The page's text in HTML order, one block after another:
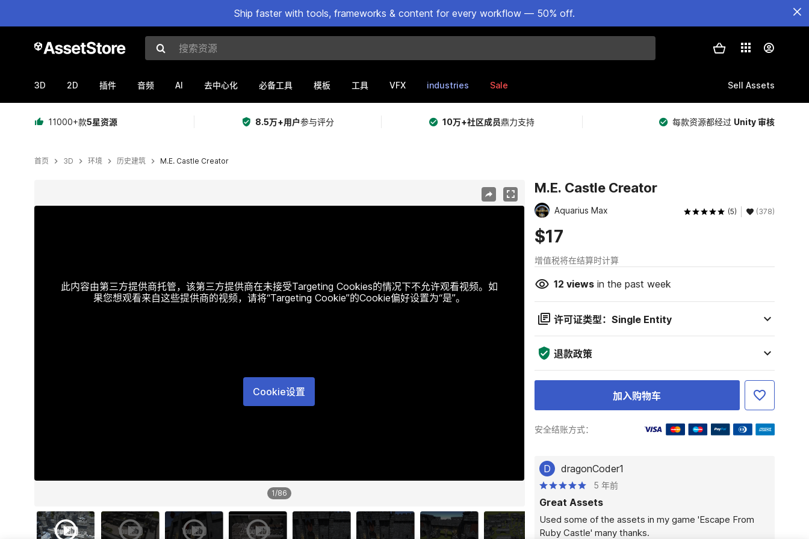
Ship faster with tools, frameworks & content for every workflow — 50% off.
搜索资源
3D 2D 插件 音频 AI 去中心化 必备工具 模板 工具 VFX industries Sale Sell Assets
11000+款5星资源 8.5万+用户参与评分 10万+社区成员鼎力支持 每款资源都经过 Unity 审核
首页 3D 环境 历史建筑 M.E. Castle Creator
此内容由第三方提供商托管，该第三方提供商在未接受Targeting Cookies的情况下不允许观看视频。如
果您想观看来自这些提供商的视频，请将“Targeting Cookie”的Cookie偏好设置为“是”。
Cookie设置
1/86
M.E. Castle Creator
Aquarius Max (5) (378)
$17
增值税将在结算时计算
12 viewsin the past week
许可证类型：Single Entity
退款政策
加入购物车
安全结账方式：
D dragonCoder1
5 年前
Great Assets
Used some of the assets in my game 'Escape From
Ruby Castle' many thanks.